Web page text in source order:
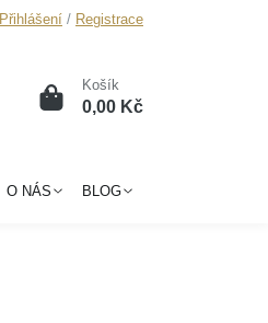
Přihlášení / Registrace
0 Košík
0,00 Kč
O NÁS BLOG